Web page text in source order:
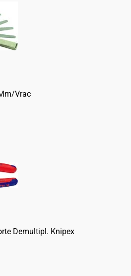
Vrac
Demultipl. Knipex